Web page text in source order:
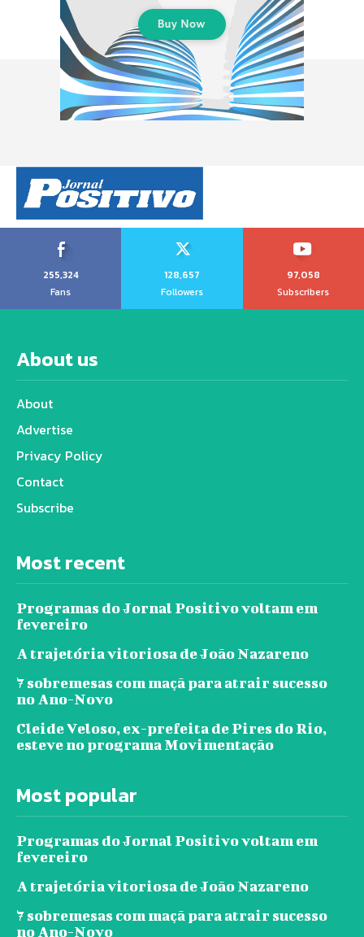
255,324
Fans
128,657
Followers
97,058
Subscribers
About us
About
Advertise
Privacy Policy
Contact
Subscribe
Most recent
Programas do Jornal Positivo voltam em
fevereiro
A trajetória vitoriosa de João Nazareno
7 sobremesas com maçã para atrair sucesso
no Ano-Novo
Cleide Veloso, ex-prefeita de Pires do Rio,
esteve no programa Movimentação
Most popular
Programas do Jornal Positivo voltam em
fevereiro
A trajetória vitoriosa de João Nazareno
7 sobremesas com maçã para atrair sucesso
no Ano-Novo